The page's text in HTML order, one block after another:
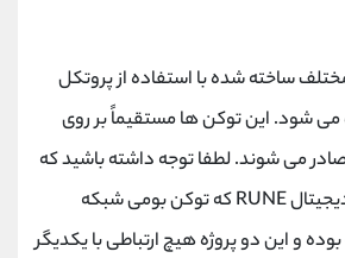
ساخته شده با استفاده از پروتکل
می شود. این توکن ها مستقیماً بر روی
می شوند. لطفا توجه داشته باشید که
RUNEکه توکن بومی شبکه
و این دو پروژه هیچ ارتباطی با یکدیگر